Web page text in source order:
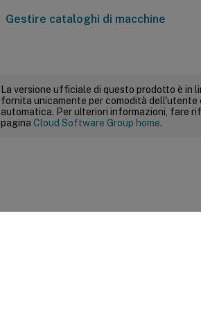
Gestire cataloghi di macchine
La versione ufficiale di questo prodotto è in
fornita unicamente per comodità
automatica. Per ulteriori informazioni, fare
pagina Cloud Software Group home.